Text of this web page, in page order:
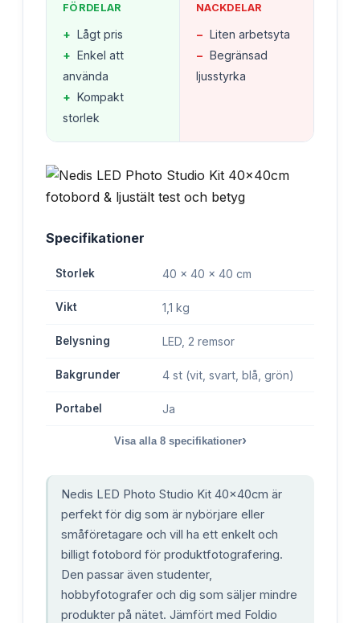
FÖRDELAR
+ Lågt pris
+ Enkel att
använda
+ Kompakt
storlek
NACKDELAR
− Liten arbetsyta
− Begränsad
ljusstyrka
Specifikationer
Storlek 40 x 40 x 40 cm
Vikt 1,1 kg
Belysning LED, 2 remsor
Bakgrunder 4 st (vit, svart, blå, grön)
Portabel Ja
Visa alla 8specifikationer›
Nedis LED Photo Studio Kit 40x40cm är
perfekt för dig som är nybörjare eller
småföretagare och vill ha ett enkelt och
billigt fotobord för produktfotografering.
Den passar även studenter,
hobbyfotografer och dig som säljer mindre
produkter på nätet. Jämfört med Foldio